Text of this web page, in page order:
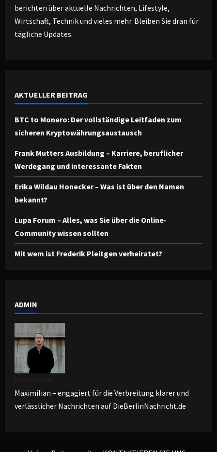
berichten über aktuelle Nachrichten, Lifestyle,
Wirtschaft, Technik und vieles mehr. Bleiben Sie dran für
tägliche Updates.
AKTUELLER BEITRAG
BTC to Monero: Der vollständige Leitfaden zum
sicheren Kryptowährungsaustausch
Frank Mutters Ausbildung – Karriere, beruflicher
Werdegang und interessante Fakten
Erika Wildau Honecker – Was ist über den Namen
bekannt?
Lupa Forum – Alles, was Sie über die Online-
Community wissen sollten
Mit wem ist Frederik Pleitgen verheiratet?
ADMIN
Maximilian – engagiert für die Verbreitung klarer und
verlässlicher Nachrichten auf DieBerlinNachricht.de